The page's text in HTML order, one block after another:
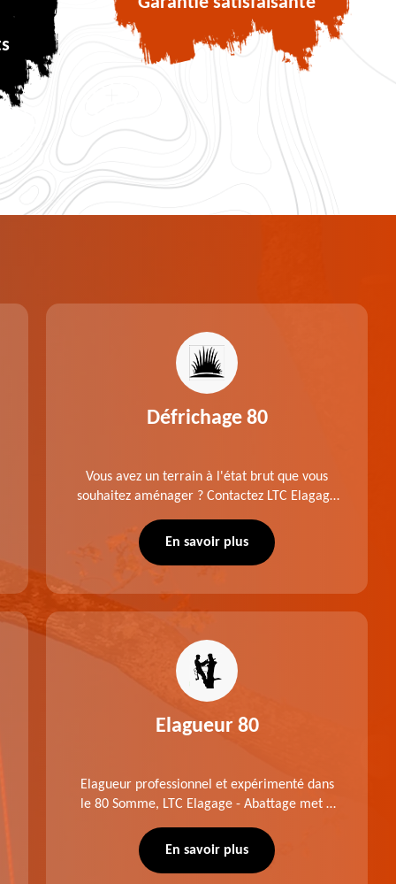
Défrichage 80
Vous avez un terrain à l'état brut que vous
souhaitez aménager ? Contactez LTC Elagage
80 Somme. Travail suivant les règles de l'art.
En savoir plus
Elagueur 80
Elagueur professionnel et expérimenté dans
le 80 Somme, LTC Elagage - Abattage met à
notre intervention, votre espace vert sera
En savoir plus